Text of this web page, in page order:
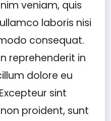
veniam, quis
laboris nisi
consequat.
reprehenderit in
dolore eu
sint
proident, sunt